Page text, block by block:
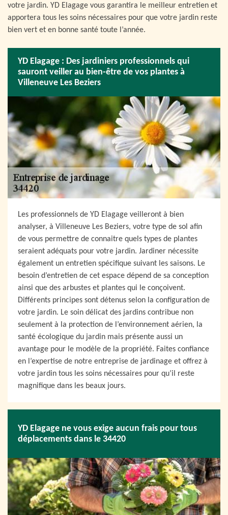
votre jardin. YD Elagage vous garantira le meilleur entretien et
apportera tous les soins nécessaires pour que votre jardin reste
bien vert et en bonne santé toute l’année.
YD Elagage : Des jardiniers professionnels qui
sauront veiller au bien-être de vos plantes à
Villeneuve Les Beziers
Les professionnels de YD Elagage veilleront à bien
analyser, à Villeneuve Les Beziers, votre type de sol afin
de vous permettre de connaitre quels types de plantes
seraient adéquats pour votre jardin. Jardiner nécessite
également un entretien spécifique suivant les saisons. Le
besoin d’entretien de cet espace dépend de sa conception
ainsi que des arbustes et plantes qui le conçoivent.
Différents principes sont détenus selon la configuration de
votre jardin. Le soin délicat des jardins contribue non
seulement à la protection de l’environnement aérien, la
santé écologique du jardin mais présente aussi un
avantage pour le modèle de la propriété. Faites confiance
en l’expertise de notre entreprise de jardinage et offrez à
votre jardin tous les soins nécessaires pour qu’il reste
magnifique dans les beaux jours.
YD Elagage ne vous exige aucun frais pour tous
déplacements dans le 34420